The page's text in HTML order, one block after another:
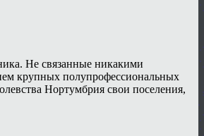
Не связанные никакими
крупных полупрофессиональных
Нортумбрия свои поселения,